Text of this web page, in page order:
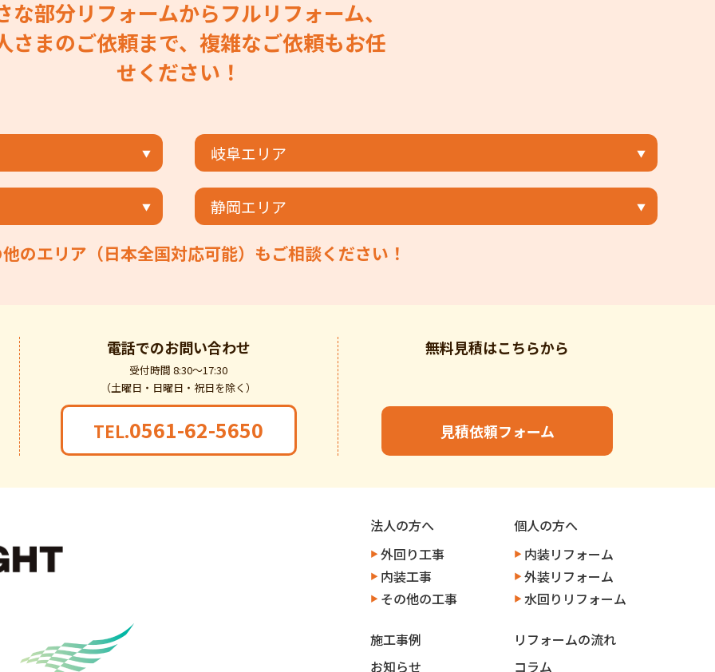
な部分リフォームからフルリフォーム、
さまのご依頼まで、複雑なご依頼もお任
せください！
岐阜エリア
静岡エリア
のエリア（日本全国対応可能）もご相談ください！
電話でのお問い合わせ
受付時間 8:30～17:30
（土曜日・日曜日・祝日を除く）
TEL.0561-62-5650
無料見積はこちらから
見積依頼フォーム
法人の方へ
外回り工事
内装工事
その他の工事
個人の方へ
内装リフォーム
外装リフォーム
水回りリフォーム
施工事例
リフォームの流れ
お知らせ
コラム